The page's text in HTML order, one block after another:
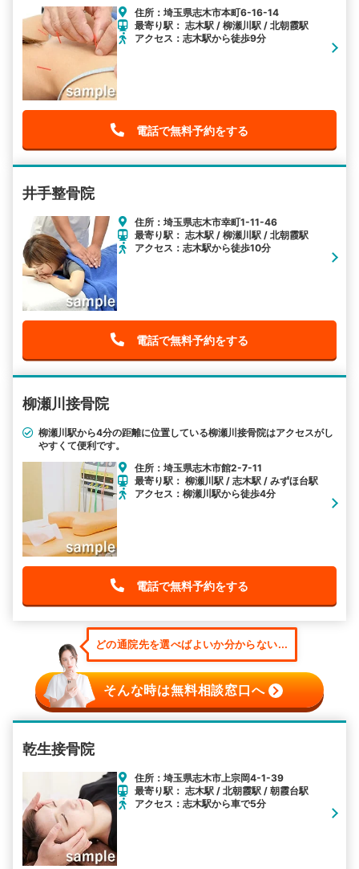
住所：埼玉県志木市本町6-16-14
最寄り駅： 志木駅 / 柳瀬川駅 / 北朝霞駅
アクセス：志木駅から徒歩9分
電話で無料予約をする
井手整骨院
住所：埼玉県志木市幸町1-11-46
最寄り駅： 志木駅 / 柳瀬川駅 / 北朝霞駅
アクセス：志木駅から徒歩10分
電話で無料予約をする
柳瀬川接骨院
柳瀬川駅から4分の距離に位置している柳瀬川接骨院はアクセスがし
やすくて便利です。
住所：埼玉県志木市館2-7-11
最寄り駅： 柳瀬川駅 / 志木駅 / みずほ台駅
アクセス：柳瀬川駅から徒歩4分
電話で無料予約をする
どの通院先を選べばよいか分からない...
そんな時は無料相談窓口へ
乾生接骨院
住所：埼玉県志木市上宗岡4-1-39
最寄り駅： 志木駅 / 北朝霞駅 / 朝霞台駅
アクセス：志木駅から車で5分